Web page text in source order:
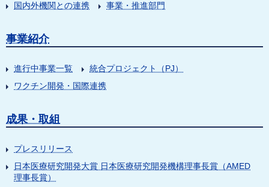
国内外機関との連携
事業・推進部門
事業紹介
進行中事業一覧
統合プロジェクト（PJ）
ワクチン開発・国際連携
成果・取組
プレスリリース
日本医療研究開発大賞 日本医療研究開発機構理事長賞（AMED
理事長賞）